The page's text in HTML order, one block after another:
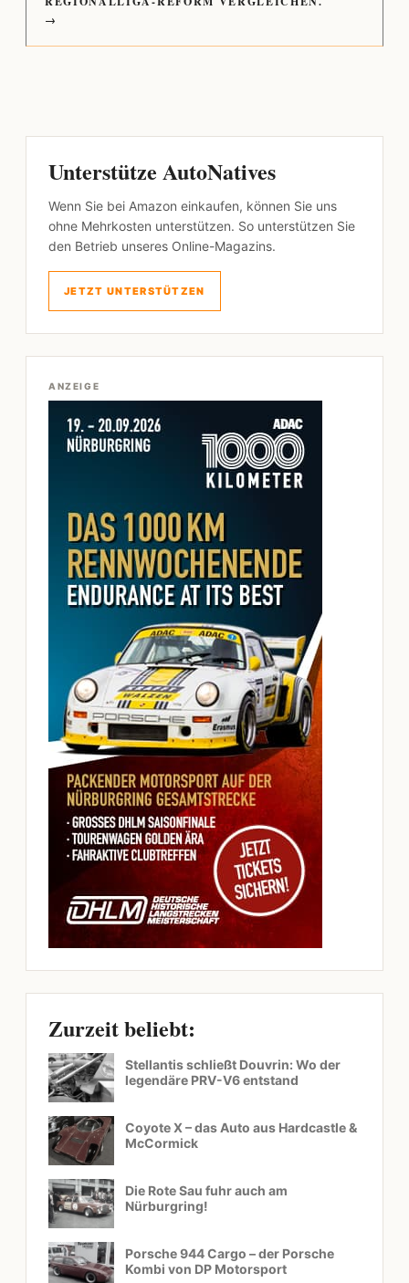
→
Unterstütze AutoNatives
Wenn Sie bei Amazon einkaufen, können Sie uns
ohne Mehrkosten unterstützen. So unterstützen Sie
den Betrieb unseres Online-Magazins.
JETZT UNTERSTÜTZEN
ANZEIGE
Zurzeit beliebt:
Stellantis schließt Douvrin: Wo der
legendäre PRV-V6 entstand
Coyote X – das Auto aus Hardcastle &
McCormick
Die Rote Sau fuhr auch am
Nürburgring!
Porsche 944 Cargo – der Porsche
Kombi von DP Motorsport